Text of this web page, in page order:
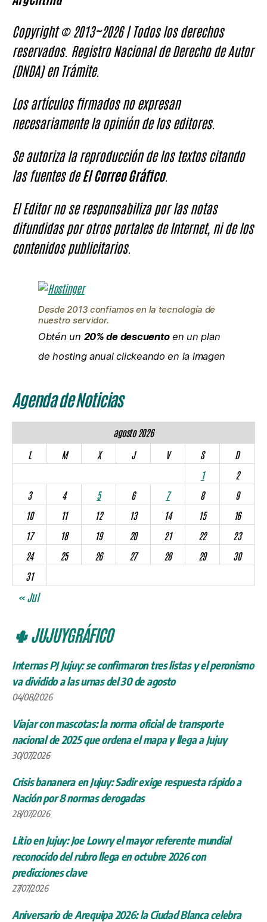
Copyright © 2013~2026 | Todos los derechos
reservados. Registro Nacional de Derecho de Autor
(DNDA) en Trámite.
Los artículos firmados no expresan
necesariamente la opinión de los editores.
Se autoriza la reproducción de los textos citando
las fuentes deEl Correo Gráfico.
El Editor no se responsabiliza por las notas
difundidas por otros portales de Internet, ni de los
contenidos publicitarios.
Desde 2013 confiamos en la tecnología de
nuestro servidor.
Obtén un 20% de descuentoen un plan
de hosting anual clickeando en la imagen
Agenda de Noticias
agosto 2026
L
M X J V S
D
1
2
3
4 5 6 7 8
9
10
11 12 13 14 15
16
17
18 19 20 21 22
23
24
25 26 27 28 29
30
31
« Jul
🌵 JUJUYGRÁFICO
Internas PJ Jujuy: se confirmaron tres listas y el peronismo
va dividido a las urnas del 30 de agosto
04/08/2026
Viajar con mascotas: la norma oficial de transporte
nacional de 2025 que ordena el mapa y llega a Jujuy
30/07/2026
Crisis bananera en Jujuy: Sadir exige respuesta rápido a
Nación por 8 normas derogadas
28/07/2026
Litio en Jujuy: Joe Lowry el mayor referente mundial
reconocido del rubro llega en octubre 2026 con
predicciones clave
27/07/2026
Aniversario de Arequipa 2026: la Ciudad Blanca celebra